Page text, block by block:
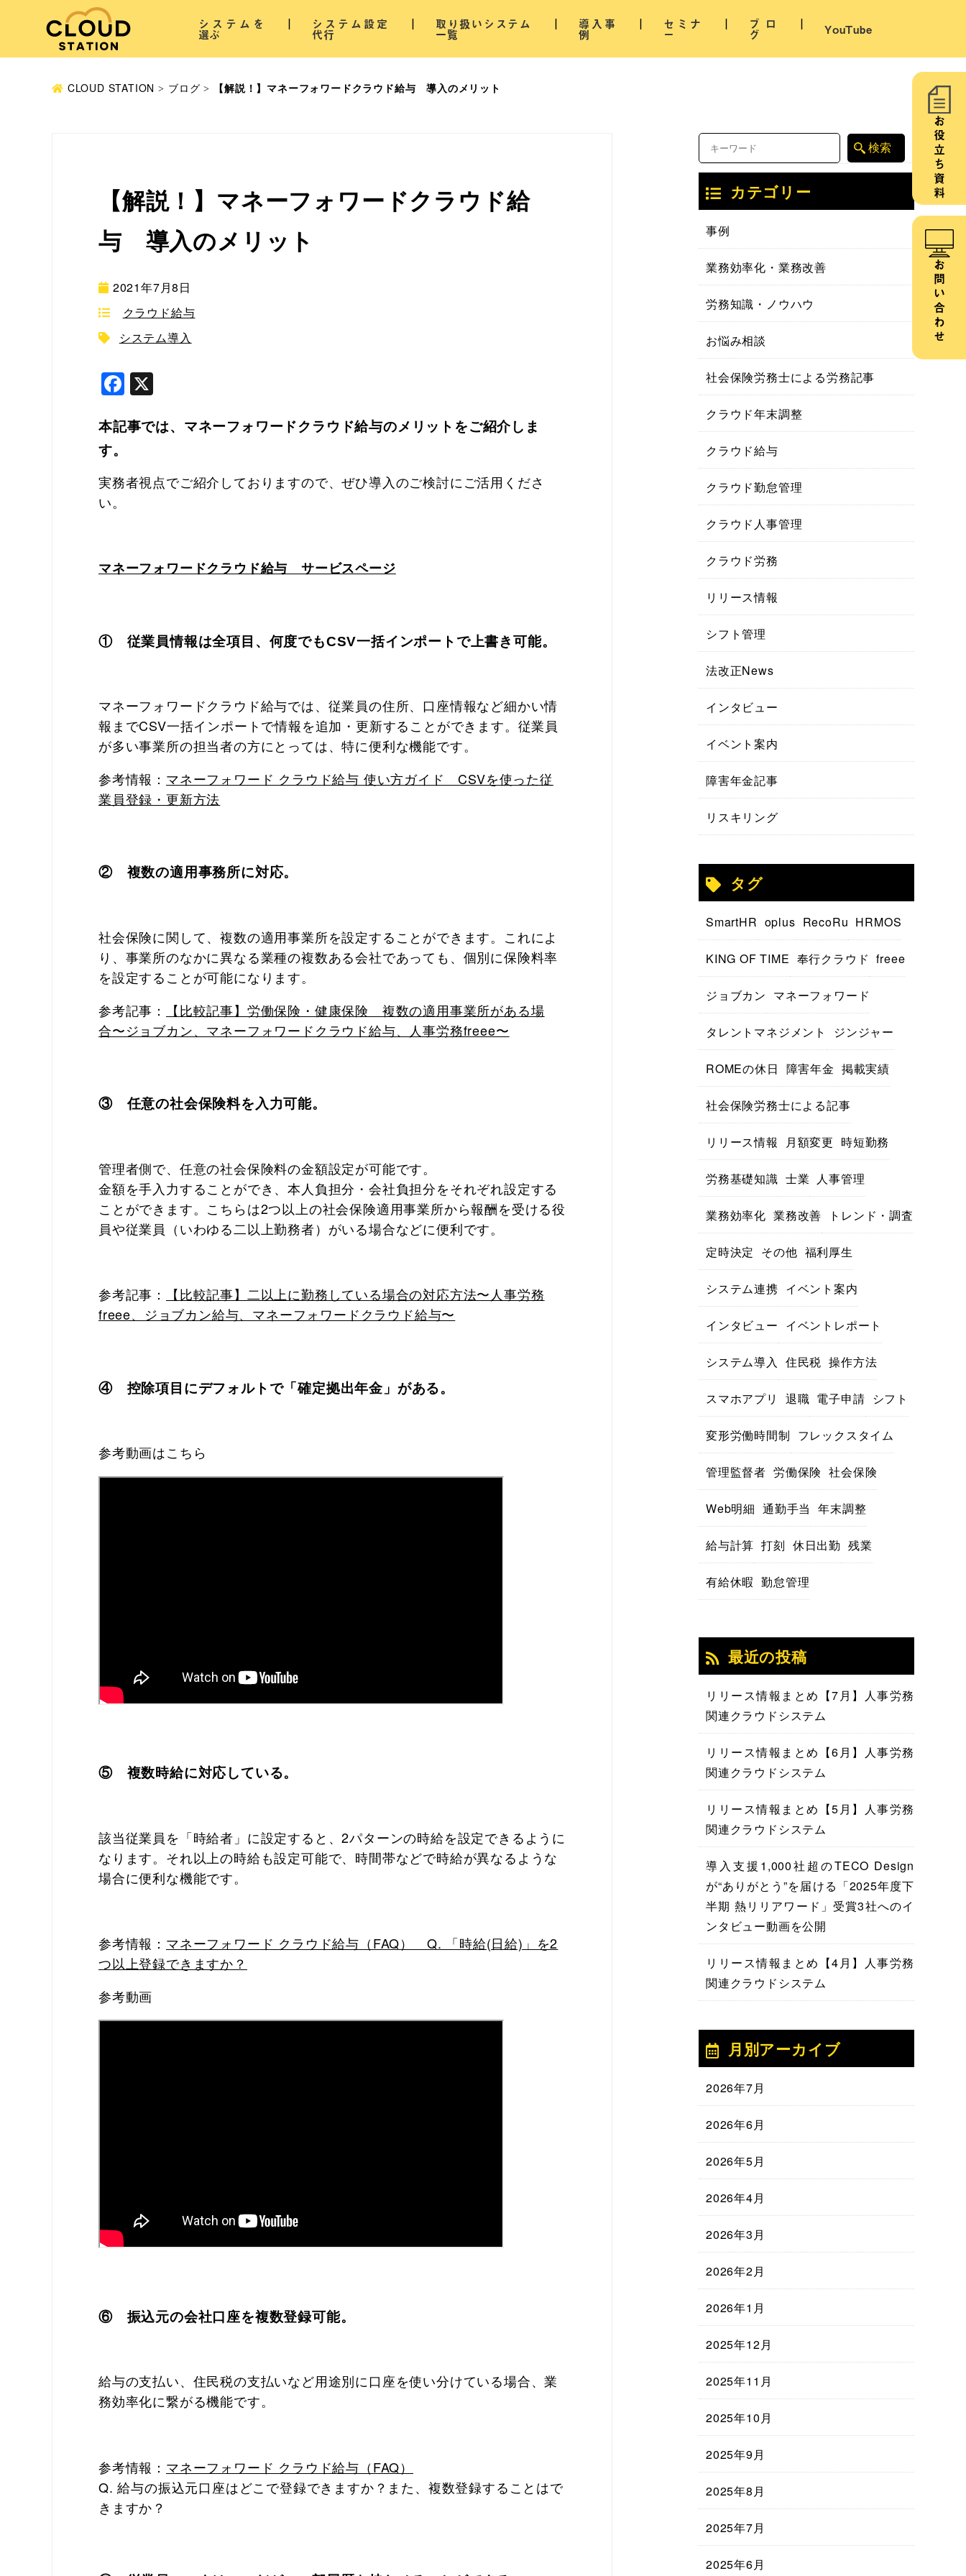
システムを
選ぶ
システム設定
代行
取り扱いシステム
一覧
導入事
例
セミナ
ー
ブロ
グ YouTube
お役立ち資料
お問い合わせ
CLOUD STATION ブログ 【解説！】マネーフォワードクラウド給与 導入のメリット
【解説！】マネーフォワードクラウド給
与 導入のメリット
2021年7月8日
クラウド給与
システム導入
F
a
c
b
o
本記事では、マネーフォワードクラウド給与のメリットをご紹介しま
す。
実務者視点でご紹介しておりますので、ぜひ導入のご検討にご活用くださ
い。
マネーフォワードクラウド給与 サービスページ
① 従業員情報は全項目、何度でもCSV一括インポートで上書き可能。
マネーフォワードクラウド給与では、従業員の住所、口座情報など細かい情
報までCSV一括インポートで情報を追加・更新することができます。従業員
が多い事業所の担当者の方にとっては、特に便利な機能です。
参考情報： マネーフォワード クラウド給与 使い方ガイド CSVを使った従
業員登録・更新方法
② 複数の適用事務所に対応。
社会保険に関して、複数の適用事業所を設定することができます。これによ
り、事業所のなかに異なる業種の複数ある会社であっても、個別に保険料率
を設定することが可能になります。
参考記事：
【比較記事】労働保険・健康保険 複数の適用事業所がある場
合〜ジョブカン、マネーフォワードクラウド給与、人事労務freee〜
③ 任意の社会保険料を入力可能。
管理者側で、任意の社会保険料の金額設定が可能です。
金額を手入力することができ、本人負担分・会社負担分をそれぞれ設定する
ことができます。こちらは2つ以上の社会保険適用事業所から報酬を受ける役
員や従業員（いわゆる二以上勤務者）がいる場合などに便利です。
参考記事： 【比較記事】二以上に勤務している場合の対応方法〜人事労務
freee、ジョブカン給与、マネーフォワードクラウド給与〜
④ 控除項目にデフォルトで「確定拠出年金」がある。
参考動画はこちら
⑤ 複数時給に対応している。
該当従業員を「時給者」に設定すると、2パターンの時給を設定できるように
なります。それ以上の時給も設定可能で、時間帯などで時給が異なるような
場合に便利な機能です。
参考情報： マネーフォワード クラウド給与（FAQ） Q. 「時給(日給)」を2
つ以上登録できますか？
参考動画
⑥ 振込元の会社口座を複数登録可能。
給与の支払い、住民税の支払いなど用途別に口座を使い分けている場合、業
務効率化に繋がる機能です。
参考情報： マネーフォワード クラウド給与（FAQ）
Q. 給与の振込元口座はどこで登録できますか？また、複数登録することはで
きますか？
カテゴリー
事例
業務効率化・業務改善
労務知識・ノウハウ
お悩み相談
社会保険労務士による労務記事
クラウド年末調整
クラウド給与
クラウド勤怠管理
クラウド人事管理
クラウド労務
リリース情報
シフト管理
法改正News
インタビュー
イベント案内
障害年金記事
リスキリング
タグ
SmartHR oplus RecoRu HRMOS
KING OF TIME 奉行クラウド freee
ジョブカン マネーフォワード
タレントマネジメント ジンジャー
ROMEの休日 障害年金 掲載実績
社会保険労務士による記事
リリース情報 月額変更 時短勤務
労務基礎知識 士業 人事管理
業務効率化 業務改善 トレンド・調査
定時決定 その他 福利厚生
システム連携 イベント案内
インタビュー イベントレポート
システム導入 住民税 操作方法
スマホアプリ 退職 電子申請 シフト
変形労働時間制 フレックスタイム
管理監督者 労働保険 社会保険
Web明細 通勤手当 年末調整
給与計算 打刻 休日出勤 残業
有給休暇 勤怠管理
最近の投稿
リリース情報まとめ【7月】人事労務
関連クラウドシステム
リリース情報まとめ【6月】人事労務
関連クラウドシステム
リリース情報まとめ【5月】人事労務
関連クラウドシステム
導入支援1,000社超のTECO Design
が“ありがとう”を届ける「2025年度下
半期 熱リリアワード」受賞3社へのイ
ンタビュー動画を公開
リリース情報まとめ【4月】人事労務
関連クラウドシステム
月別アーカイブ
2026年7月
2026年6月
2026年5月
2026年4月
2026年3月
2026年2月
2026年1月
2025年12月
2025年11月
2025年10月
2025年9月
2025年8月
2025年7月
2025年6月